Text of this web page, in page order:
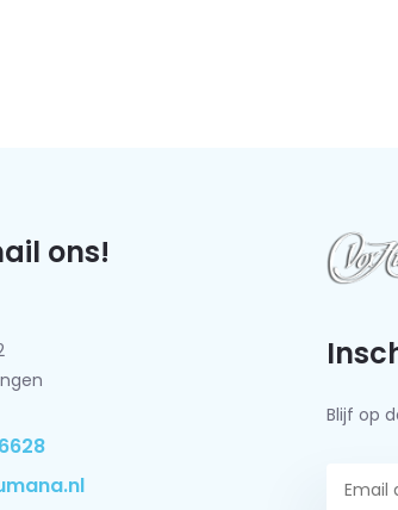
ons!
Blijf op